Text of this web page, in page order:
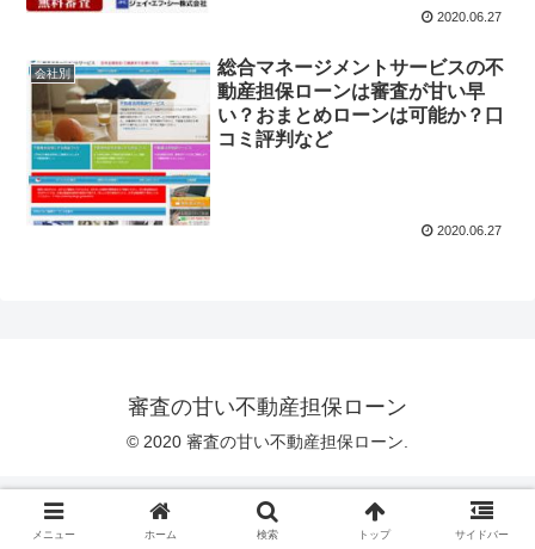
2020.06.27
会社別
総合マネージメントサービスの不
動産担保ローンは審査が甘い早
い？おまとめローンは可能か？口
コミ評判など
2020.06.27
審査の甘い不動産担保ローン
© 2020 審査の甘い不動産担保ローン.
メニュー ホーム 検索 トップ サイドバー